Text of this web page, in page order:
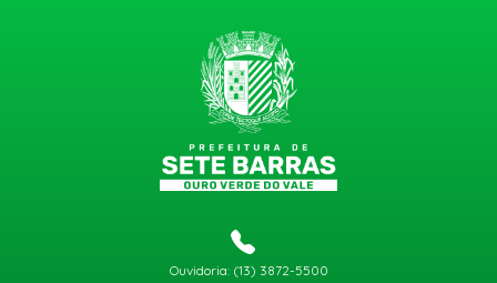
Ouvidoria: (13) 3872-5500